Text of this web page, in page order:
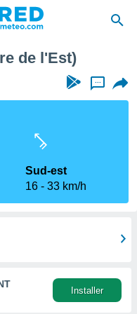
de l'Est)
...
Sud-est
16
33 km/h
Installer